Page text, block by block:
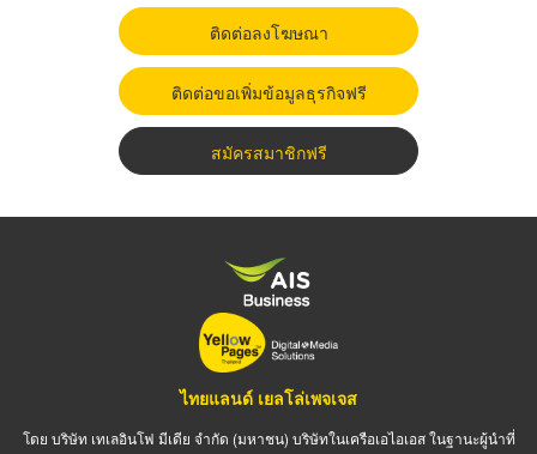
ติดต่อลงโฆษณา
ติดต่อขอเพิ่มข้อมูลธุรกิจฟรี
สมัครสมาชิกฟรี
ไทยแลนด์ เยลโล่เพจเจส
โดย บริษัท เทเลอินโฟ มีเดีย จำกัด (มหาชน) บริษัทในเครือเอไอเอส ในฐานะผู้นำที่